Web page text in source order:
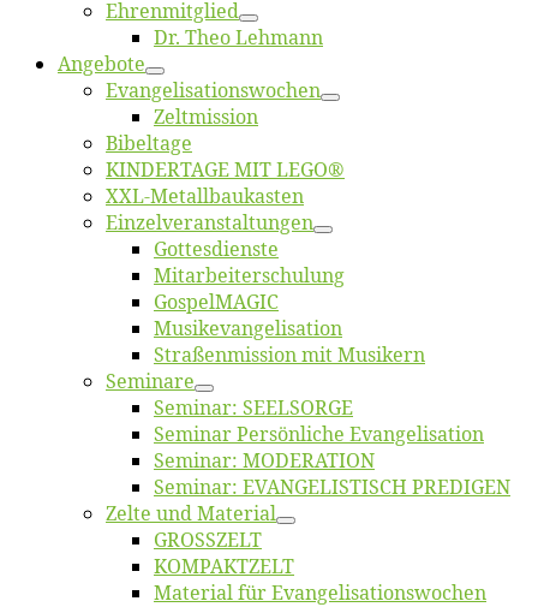
Eh­ren­mit­glied
Dr. Theo Lehmann
An­ge­bo­te
Evangelisa­tions­wo­chen
Zelt­mis­si­on
Bi­bel­ta­ge
KINDERTAGE MIT LEGO®
XXL-Me­­tal­l­­bau­­kas­­ten
Einzelver­an­stal­tungen
Got­tes­diens­te
Mitarbeiter­schulung
Gos­pel­MA­GIC
Musikevan­ge­li­sa­tion
Straßenmis­sion mit Musikern
Se­mi­na­re
Se­mi­nar: SEELSORGE
Se­mi­nar Per­sön­li­che Evangelisation
Se­mi­nar: MODERATION
Se­mi­nar: EVANGELISTISCH PREDIGEN
Zel­te und Material
GROSSZELT
KOMPAKTZELT
Ma­te­ri­al für Evangelisationswochen